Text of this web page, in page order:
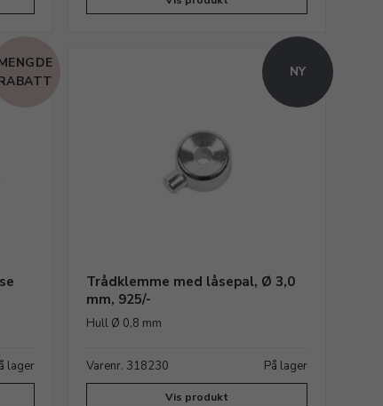
lager
NY
Trådklemme med låsepal, Ø 3,0
mm, 925/-
Hull Ø 0,8 mm
Varenr. 318230 På lager
Vis produkt